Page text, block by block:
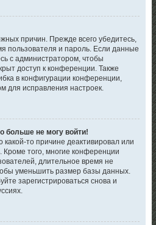
причин. Прежде всего убедитесь,
пользователя и пароль. Если данные
с администратором, чтобы
доступ к конференции. Также
в конфигурации конференции,
для исправления настроек.
больше не могу войти!
то причине деактивировал или
Кроме того, многие конференции
длительное время не
уменьшить размер базы данных.
зарегистрироваться снова и